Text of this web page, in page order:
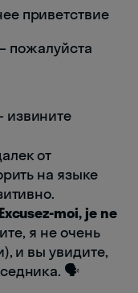
приветствие
пожалуйста
от
на языке
moi, je ne
я не очень
и вы увидите,
🗣️